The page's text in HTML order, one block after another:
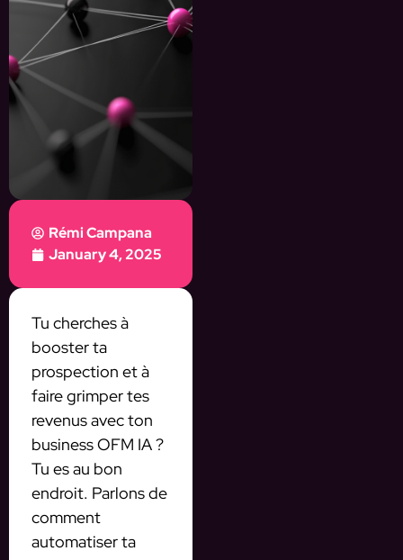
Rémi Campana
January 4, 2025
Tu cherches à
booster ta
prospection et à
faire grimper tes
revenus avec ton
business OFM IA ?
Tu es au bon
endroit. Parlons de
comment
automatiser ta